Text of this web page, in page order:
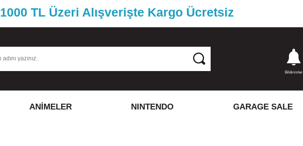
1000 TL Üzeri Alışverişte Kargo Ücretsiz
Bildirimler
ANİMELER NINTENDO GARAGE SALE